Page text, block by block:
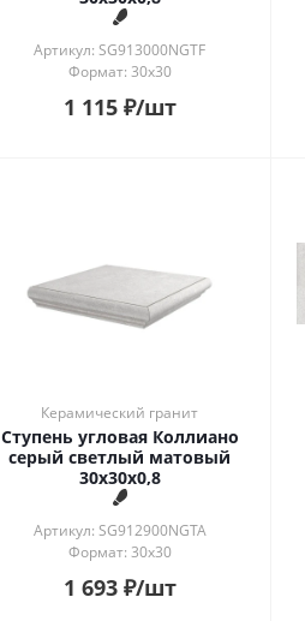
Артикул: SG913000NGTF
Формат: 30x30
1 115₽/шт
Керамический гранит
Ступень угловая Коллиано
серый светлый матовый
30x30x0,8
Артикул: SG912900NGTA
Формат: 30x30
1 693₽/шт